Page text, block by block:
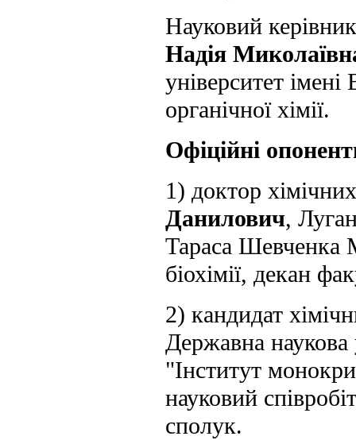
Науковий
Надія
університет
органічної хімії.
Офіційні
1) доктор
Данилович,
Тараса Шевченка
біохімії, декан
2) кандидат
Державна наукова
"Інститут
науковий
сполук.